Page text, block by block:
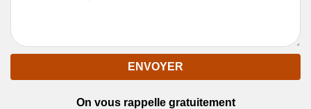
On vous rappelle gratuitement